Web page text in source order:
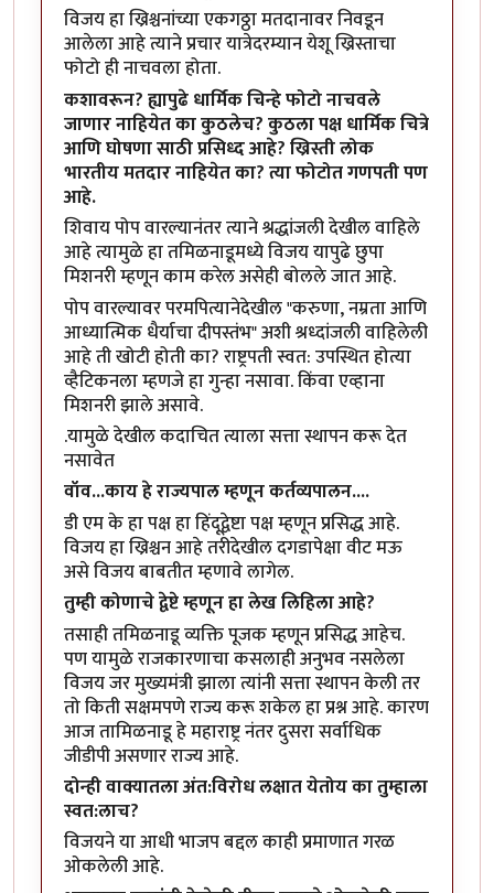
विजय हा ख्रिश्चनांच्या एकगठ्ठा मतदानावर निवडून
आलेला आहे त्याने प्रचार यात्रेदरम्यान येशू ख्रिस्ताचा
फोटो ही नाचवला होता.
कशावरून? ह्यापुढे धार्मिक चिन्हे फोटो नाचवले
जाणार नाहियेत का कुठलेच? कुठला पक्ष धार्मिक चित्रे
आणि घोषणा साठी प्रसिध्द आहे? ख्रिस्ती लोक
भारतीय मतदार नाहियेत का? त्या फोटोत गणपती पण
आहे.
शिवाय पोप वारल्यानंतर त्याने श्रद्धांजली देखील वाहिले
आहे त्यामुळे हा तमिळनाडूमध्ये विजय यापुढे छुपा
मिशनरी म्हणून काम करेल असेही बोलले जात आहे.
पोप वारल्यावर परमपित्यानेदेखील "करुणा, नम्रता आणि
आध्यात्मिक धैर्याचा दीपस्तंभ" अशी श्रध्दांजली वाहिलेली
आहे ती खोटी होती का? राष्ट्रपती स्वत: उपस्थित होत्या
व्हैटिकनला म्हणजे हा गुन्हा नसावा. किंवा एव्हाना
मिशनरी झाले असावे.
.यामुळे देखील कदाचित त्याला सत्ता स्थापन करू देत
नसावेत
वॉव...काय हे राज्यपाल म्हणून कर्तव्यपालन....
डी एम के हा पक्ष हा हिंदूद्वेष्टा पक्ष म्हणून प्रसिद्ध आहे.
विजय हा ख्रिश्चन आहे तरीदेखील दगडापेक्षा वीट मऊ
असे विजय बाबतीत म्हणावे लागेल.
तुम्ही कोणाचे द्वेष्टे म्हणून हा लेख लिहिला आहे?
तसाही तमिळनाडू व्यक्ति पूजक म्हणून प्रसिद्ध आहेच.
पण यामुळे राजकारणाचा कसलाही अनुभव नसलेला
विजय जर मुख्यमंत्री झाला त्यांनी सत्ता स्थापन केली तर
तो किती सक्षमपणे राज्य करू शकेल हा प्रश्न आहे. कारण
आज तामिळनाडू हे महाराष्ट्र नंतर दुसरा सर्वाधिक
जीडीपी असणार राज्य आहे.
दोन्ही वाक्यातला अंत:विरोध लक्षात येतोय का तुम्हाला
स्वत:लाच?
विजयने या आधी भाजप बद्दल काही प्रमाणात गरळ
ओकलेली आहे.